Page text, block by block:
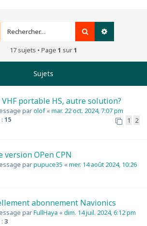
Rechercher
17 sujets • Page 1 sur1
Sujets
portable HS, autre solution?
parolof«mar. 22 oct. 2024, 7:07 pm
15 1 2
version OPen CPN
parpupuce35 «mer. 14 août 2024, 10:26
abonnement Navionics
parFullHaya «dim. 14 juil. 2024, 6:12 pm
3